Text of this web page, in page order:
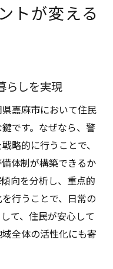
トが変える
らしを実現
嘉麻市において住民
です。なぜなら、警
略的に行うことで、
体制が構築できるか
向を分析し、重点的
行うことで、日常の
て、住民が安心して
全体の活性化にも寄